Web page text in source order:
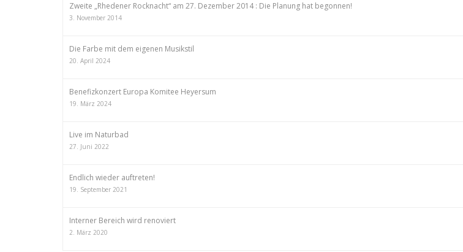
Zweite „Rhedener Rocknacht“ am 27. Dezember 2014 : Die Planung hat begonnen!
3. November 2014
Die Farbe mit dem eigenen Musikstil
20. April 2024
Benefizkonzert Europa Komitee Heyersum
19. März 2024
Live im Naturbad
27. Juni 2022
Endlich wieder auftreten!
19. September 2021
Interner Bereich wird renoviert
2. März 2020